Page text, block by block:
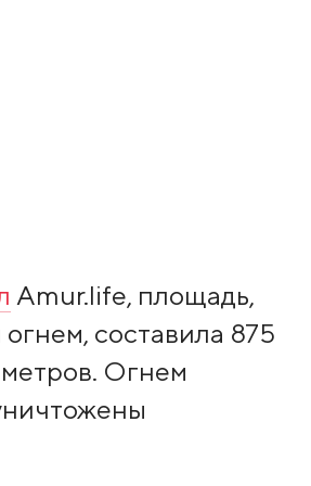
Amur.life, площадь,
составила 875
Огнем